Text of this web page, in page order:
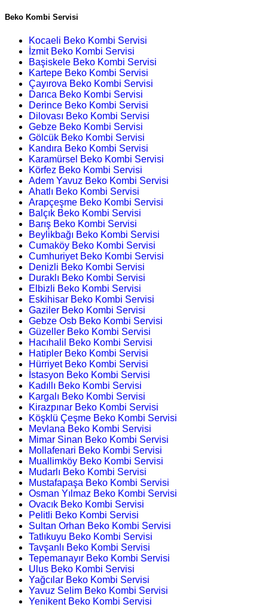
Beko Kombi Servisi
Kocaeli Beko Kombi Servisi
İzmit Beko Kombi Servisi
Başiskele Beko Kombi Servisi
Kartepe Beko Kombi Servisi
Çayırova Beko Kombi Servisi
Darıca Beko Kombi Servisi
Derince Beko Kombi Servisi
Dilovası Beko Kombi Servisi
Gebze Beko Kombi Servisi
Gölcük Beko Kombi Servisi
Kandıra Beko Kombi Servisi
Karamürsel Beko Kombi Servisi
Körfez Beko Kombi Servisi
Adem Yavuz Beko Kombi Servisi
Ahatlı Beko Kombi Servisi
Arapçeşme Beko Kombi Servisi
Balçık Beko Kombi Servisi
Barış Beko Kombi Servisi
Beylikbağı Beko Kombi Servisi
Cumaköy Beko Kombi Servisi
Cumhuriyet Beko Kombi Servisi
Denizli Beko Kombi Servisi
Duraklı Beko Kombi Servisi
Elbizli Beko Kombi Servisi
Eskihisar Beko Kombi Servisi
Gaziler Beko Kombi Servisi
Gebze Osb Beko Kombi Servisi
Güzeller Beko Kombi Servisi
Hacıhalil Beko Kombi Servisi
Hatipler Beko Kombi Servisi
Hürriyet Beko Kombi Servisi
İstasyon Beko Kombi Servisi
Kadıllı Beko Kombi Servisi
Kargalı Beko Kombi Servisi
Kirazpınar Beko Kombi Servisi
Köşklü Çeşme Beko Kombi Servisi
Mevlana Beko Kombi Servisi
Mimar Sinan Beko Kombi Servisi
Mollafenari Beko Kombi Servisi
Muallimköy Beko Kombi Servisi
Mudarlı Beko Kombi Servisi
Mustafapaşa Beko Kombi Servisi
Osman Yılmaz Beko Kombi Servisi
Ovacık Beko Kombi Servisi
Pelitli Beko Kombi Servisi
Sultan Orhan Beko Kombi Servisi
Tatlıkuyu Beko Kombi Servisi
Tavşanlı Beko Kombi Servisi
Tepemanayır Beko Kombi Servisi
Ulus Beko Kombi Servisi
Yağcılar Beko Kombi Servisi
Yavuz Selim Beko Kombi Servisi
Yenikent Beko Kombi Servisi